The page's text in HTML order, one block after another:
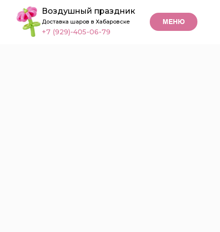
МЕНЮ
Воздушный праздник
Доставка шаров в Хабаровске
+7 (929)-405-06-79